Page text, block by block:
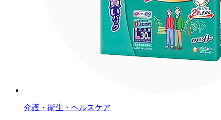
介護・衛生・ヘルスケア